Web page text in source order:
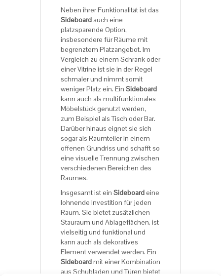
Neben ihrer Funktionalität ist das
Sideboardauch eine
platzsparende Option,
insbesondere für Räume mit
begrenztem Platzangebot. Im
Vergleich zu einem Schrank oder
einer Vitrine ist sie in der Regel
schmaler und nimmt somit
weniger Platz ein. Ein Sideboard
kann auch als multifunktionales
Möbelstück genutzt werden,
zum Beispiel als Tisch oder Bar.
Darüber hinaus eignet sie sich
sogar als Raumteiler in einem
offenen Grundriss und schafft so
eine visuelle Trennung zwischen
verschiedenen Bereichen des
Raumes.
Insgesamt ist ein Sideboardeine
lohnende Investition für jeden
Raum. Sie bietet zusätzlichen
Stauraum und Ablageflächen, ist
vielseitig und funktional und
kann auch als dekoratives
Element verwendet werden. Ein
Sideboardmit einer Kombination
aus Schubladen und Türen bietet